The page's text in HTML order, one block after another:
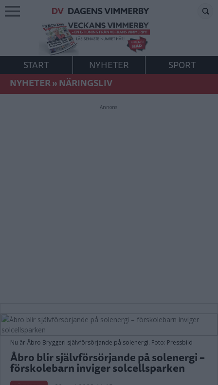
START NYHETER
SPORT
NYHETER»NÄRINGSLIV
Annons:
Nu är Åbro Bryggeri självförsörjande på solenergi. Foto: Pressbild
Åbro blir självförsörjande på solenergi –
förskolebarn inviger solcellsparken